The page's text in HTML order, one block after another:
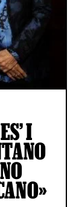
I